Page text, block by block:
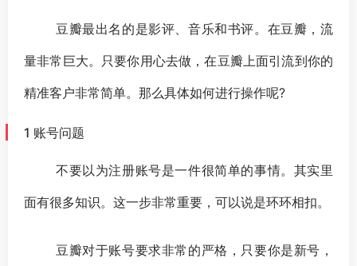
豆瓣最出名的是影评、音乐和书评。在豆瓣，流
量非常巨大。只要你用心去做，在豆瓣上面引流到你的
精准客户非常简单。那么具体如何进行操作呢?
1 账号问题
不要以为注册账号是一件很简单的事情。其实里
面有很多知识。这一步非常重要，可以说是环环相扣。
豆瓣对于账号要求非常的严格，只要你是新号，